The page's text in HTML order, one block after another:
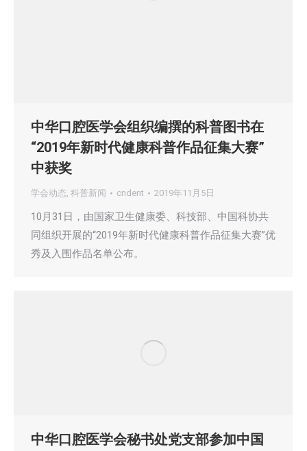
中华口腔医学会组织编撰的科普图书在
“2019年新时代健康科普作品征集大赛”
中获奖
学会动态, 科普新闻 cndent 2019年11月5日
10月31日，由国家卫生健康委、科技部、中国科协共
同组织开展的“2019年新时代健康科普作品征集大赛”优
秀及入围作品名单公布。
中华口腔医学会秘书处党支部参加中国